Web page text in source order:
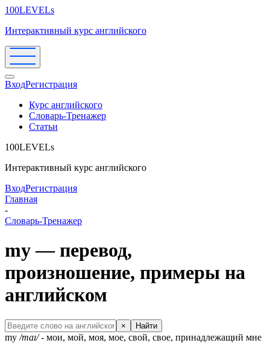
100LEVELs
Интерактивный курс английского
ВходРегистрация
Курс английского
Словарь-Тренажер
Статьи
100LEVELs
Интерактивный курс английского
ВходРегистрация
Главная
-
Словарь-Тренажер
my — перевод,
произношение, примеры на
английском
× Найти
my /maɪ/- мои, мой, моя, мое, свой, свое, принадлежащий мне